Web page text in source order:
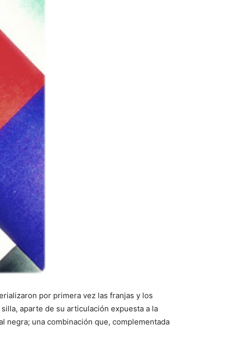
por primera vez las franjas y los
aparte de su articulación expuesta a la
negra; una combinación que, complementada